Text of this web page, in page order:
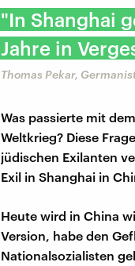
"In Shanghai
Jahre in
Thomas Pekar,
Was passierte mit
Weltkrieg? Diese
jüdischen Exilanten
Exil in Shanghai in
Heute wird in China
Version, habe den
Nationalsozialisten